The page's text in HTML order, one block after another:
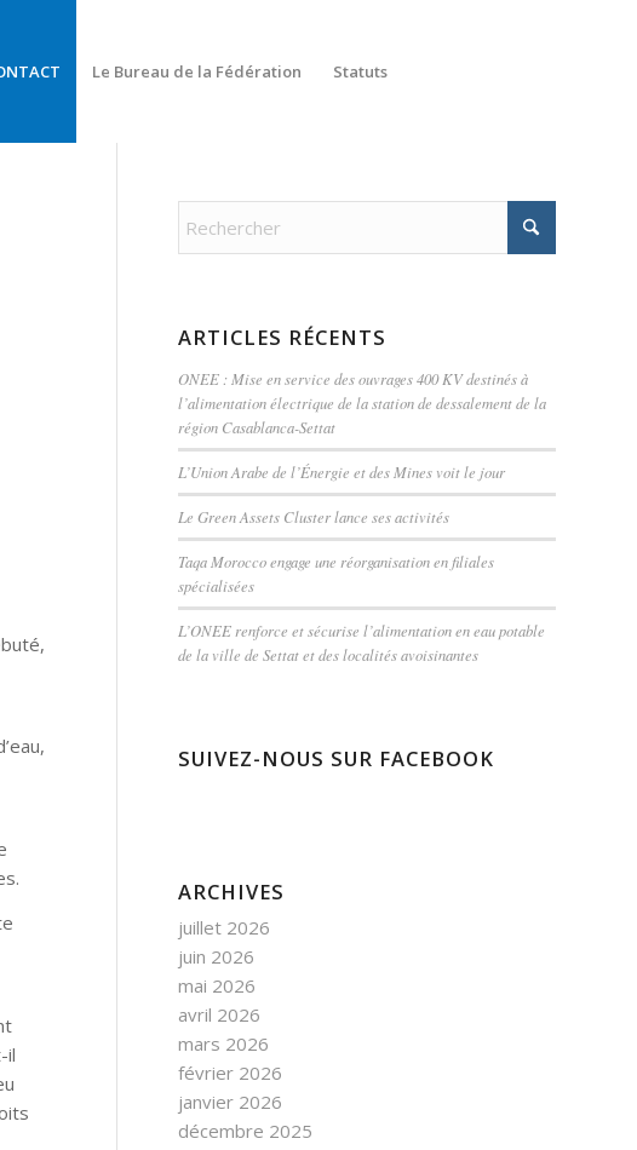
Le Bureau de la Fédération Statuts
il
ARTICLES RÉCENTS
ONEE : Mise en service des ouvrages 400 KV destinés à
l’alimentation électrique de la station de dessalement de la
région Casablanca-Settat
L’Union Arabe de l’Énergie et des Mines voit le jour
Le Green Assets Cluster lance ses activités
Taqa Morocco engage une réorganisation en filiales
spécialisées
L’ONEE renforce et sécurise l’alimentation en eau potable
de la ville de Settat et des localités avoisinantes
SUIVEZ-NOUS SUR FACEBOOK
ARCHIVES
juillet 2026
juin 2026
mai 2026
avril 2026
mars 2026
février 2026
janvier 2026
décembre 2025